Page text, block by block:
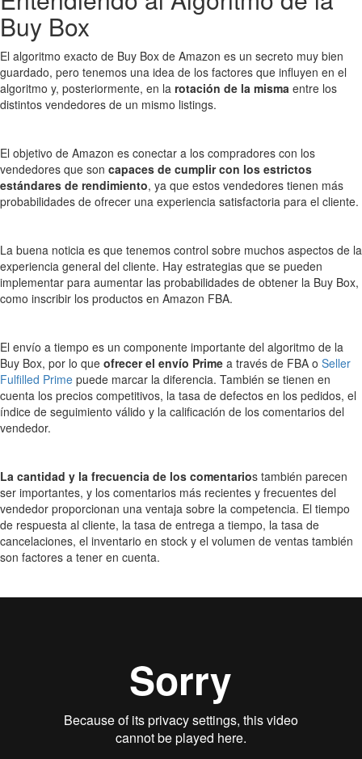
Buy Box
El algoritmo exacto de Buy Box de Amazon es un secreto muy bien
guardado, pero tenemos una idea de los factores que influyen en el
algoritmo y, posteriormente, en la rotación de la misma entre los
distintos vendedores de un mismo listings.
El objetivo de Amazon es conectar a los compradores con los
vendedores que son capaces de cumplir con los estrictos
estándares de rendimiento, ya que estos vendedores tienen más
probabilidades de ofrecer una experiencia satisfactoria para el cliente.
La buena noticia es que tenemos control sobre muchos aspectos de la
experiencia general del cliente. Hay estrategias que se pueden
implementar para aumentar las probabilidades de obtener la Buy Box,
como inscribir los productos en Amazon FBA.
El envío a tiempo es un componente importante del algoritmo de la
Buy Box, por lo que ofrecer el envío Prime a través de FBA o Seller
Fulfilled Prime puede marcar la diferencia. También se tienen en
cuenta los precios competitivos, la tasa de defectos en los pedidos, el
índice de seguimiento válido y la calificación de los comentarios del
vendedor.
La cantidad y la frecuencia de los comentarios también parecen
ser importantes, y los comentarios más recientes y frecuentes del
vendedor proporcionan una ventaja sobre la competencia. El tiempo
de respuesta al cliente, la tasa de entrega a tiempo, la tasa de
cancelaciones, el inventario en stock y el volumen de ventas también
son factores a tener en cuenta.